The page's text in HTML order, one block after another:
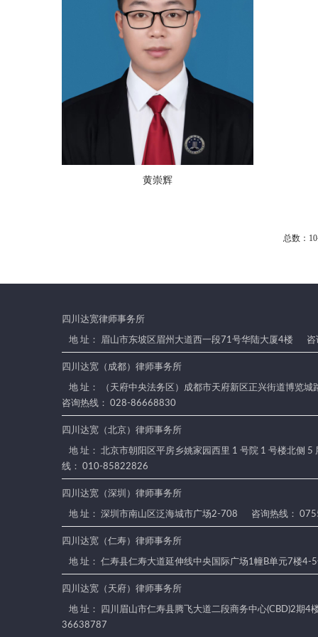
黄崇辉
总数：
四川达宽律师事务所
地 址： 眉山市东坡区眉州大道西一段71号华陆大厦4楼
四川达宽（成都）律师事务所
地 址： （天府中央法务区）成都市天府新区正兴街道博览
咨询热线： 028-86668830
四川达宽（北京）律师事务所
地 址： 北京市朝阳区平房乡姚家园西里 1 号院 1 号楼北侧
线： 010-85822826
四川达宽（深圳）律师事务所
地 址： 深圳市南山区泛海城市广场2-708 咨询热线：
四川达宽（仁寿）律师事务所
地 址： 仁寿县仁寿大道延伸线中央国际广场1幢B单元7楼4-
四川达宽（天府）律师事务所
地 址： 四川眉山市仁寿县腾飞大道二段商务中心(CBD)2期
36638787